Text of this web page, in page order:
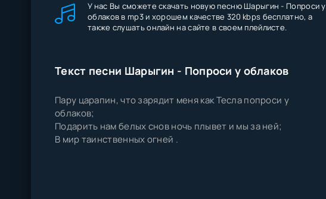
У нас Вы сможете скачать новую песню Шарыгин - Попроси у
облаков в mp3 и хорошем качестве 320 kbps бесплатно, а
также слушать онлайн на сайте в своем плейлисте.
Текст песни Шарыгин - Попроси у облаков
Пару царапин, что зарядит меня как Тесла попроси у
облаков;
Подарить нам белых снов ночь плывет и мы за ней;
В мир таинственных огней .